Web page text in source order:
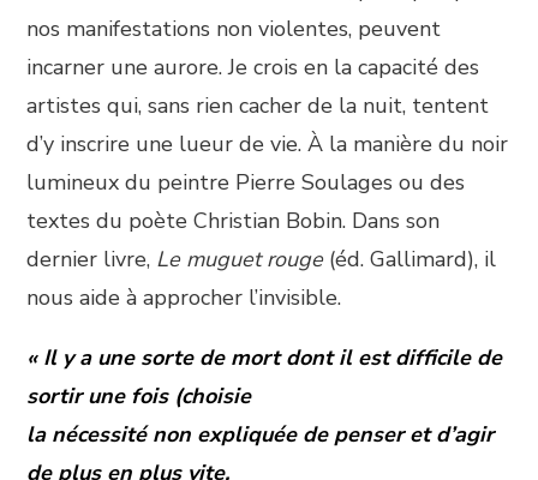
nos manifestations non violentes, peuvent
incarner une aurore. Je crois en la capacité des
artistes qui, sans rien cacher de la nuit, tentent
d’y inscrire une lueur de vie. À la manière du noir
lumineux du peintre Pierre Soulages ou des
textes du poète Christian Bobin. Dans son
dernier livre, Le muguet rouge(éd. Gallimard), il
nous aide à approcher l’invisible.
« Il y a une sorte de mort dont il est difficile de
sortir une fois (choisie
la nécessité non expliquée de penser et d’agir
de plus en plus vite,